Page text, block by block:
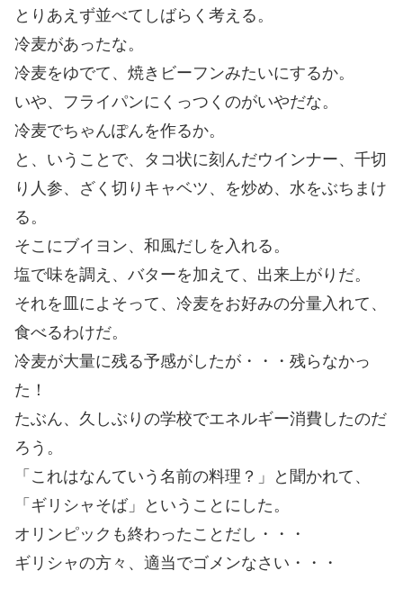
とりあえず並べてしばらく考える。
冷麦があったな。
冷麦をゆでて、焼きビーフンみたいにするか。
いや、フライパンにくっつくのがいやだな。
冷麦でちゃんぽんを作るか。
と、いうことで、タコ状に刻んだウインナー、千切
り人参、ざく切りキャベツ、を炒め、水をぶちまけ
る。
そこにブイヨン、和風だしを入れる。
塩で味を調え、バターを加えて、出来上がりだ。
それを皿によそって、冷麦をお好みの分量入れて、
食べるわけだ。
冷麦が大量に残る予感がしたが・・・残らなかっ
た！
たぶん、久しぶりの学校でエネルギー消費したのだ
ろう。
「これはなんていう名前の料理？」と聞かれて、
「ギリシャそば」ということにした。
オリンピックも終わったことだし・・・
ギリシャの方々、適当でゴメンなさい・・・